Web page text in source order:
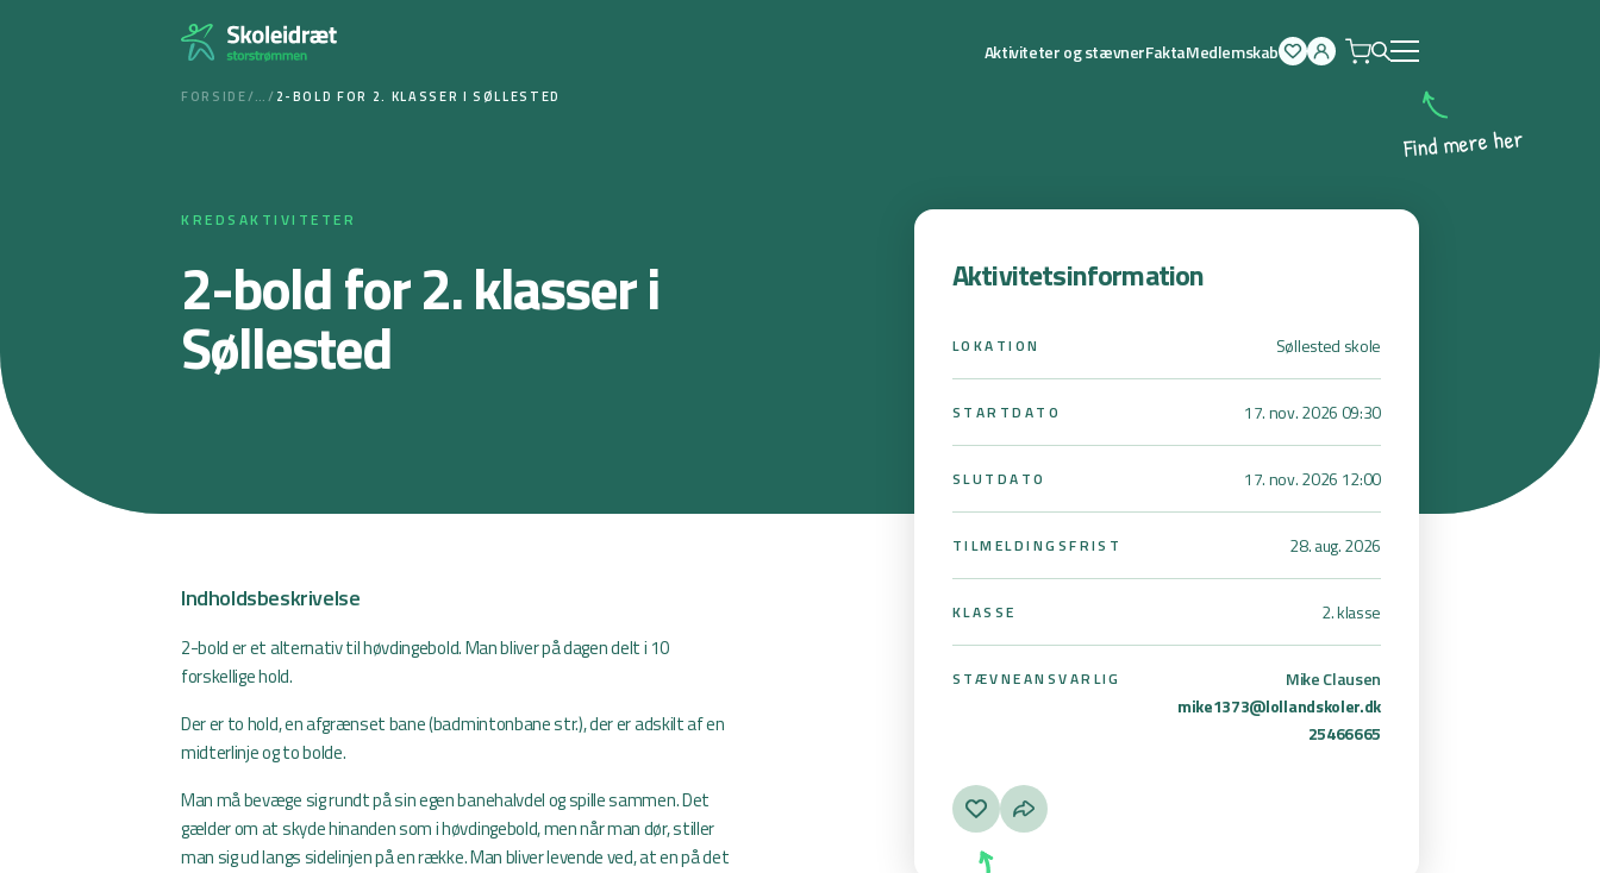
Aktiviteter og stævnerFaktaMedlemskab
Åben
Findmereher
FORSIDE/…/2-BOLD FOR 2. KLASSER I SØLLESTED
KREDSAKTIVITETER
2-bold for 2. klasser i
Søllested
Aktivitetsinformation
LOKATION Søllested skole
STARTDATO 17. nov. 2026 09:30
SLUTDATO 17. nov. 2026 12:00
TILMELDINGSFRIST 28. aug. 2026
KLASSE 2. klasse
STÆVNEANSVARLIG
Mike Clausen
mike1373@lollandskoler.dk
25466665
Indholdsbeskrivelse
2-bold er et alternativ til høvdingebold. Man bliver på dagen delt i 10
forskellige hold.
Der er to hold, en afgrænset bane (badmintonbane str.), der er adskilt af en
midterlinje og to bolde.
Man må bevæge sig rundt på sin egen banehalvdel og spille sammen. Det
gælder om at skyde hinanden som i høvdingebold, men når man dør, stiller
man sig ud langs sidelinjen på en række. Man bliver levende ved, at en på det